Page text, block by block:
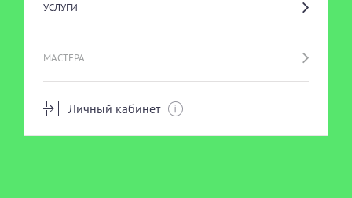
УСЛУГИ
МАСТЕРА
Личный кабинет